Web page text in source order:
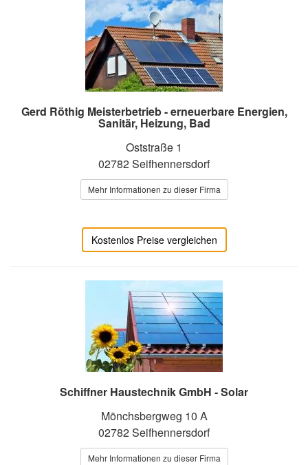
Gerd Röthig Meisterbetrieb - erneuerbare Energien,
Sanitär, Heizung, Bad
Oststraße 1
02782 Seifhennersdorf
Mehr Informationen zu dieser Firma
Kostenlos Preise vergleichen
Schiffner Haustechnik GmbH - Solar
Mönchsbergweg 10 A
02782 Seifhennersdorf
Mehr Informationen zu dieser Firma